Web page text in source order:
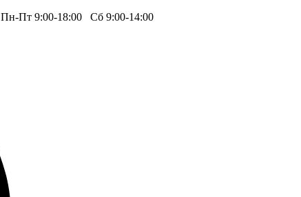
Пн-Пт 9:00-18:00 Сб 9:00-14:00